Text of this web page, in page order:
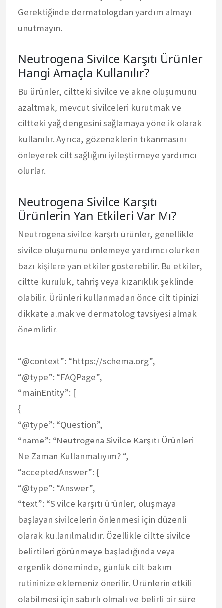
Gerektiğinde dermatologdan yardım almayı
unutmayın.
Neutrogena Sivilce Karşıtı Ürünler
Hangi Amaçla Kullanılır?
Bu ürünler, ciltteki sivilce ve akne oluşumunu
azaltmak, mevcut sivilceleri kurutmak ve
ciltteki yağ dengesini sağlamaya yönelik olarak
kullanılır. Ayrıca, gözeneklerin tıkanmasını
önleyerek cilt sağlığını iyileştirmeye yardımcı
olurlar.
Neutrogena Sivilce Karşıtı
Ürünlerin Yan Etkileri Var Mı?
Neutrogena sivilce karşıtı ürünler, genellikle
sivilce oluşumunu önlemeye yardımcı olurken
bazı kişilere yan etkiler gösterebilir. Bu etkiler,
ciltte kuruluk, tahriş veya kızarıklık şeklinde
olabilir. Ürünleri kullanmadan önce cilt tipinizi
dikkate almak ve dermatolog tavsiyesi almak
önemlidir.
“@context”: “https://schema.org”,
“@type”: “FAQPage”,
“mainEntity”: [
{
“@type”: “Question”,
“name”: “Neutrogena Sivilce Karşıtı Ürünleri
Ne Zaman Kullanmalıyım? “,
“acceptedAnswer”: {
“@type”: “Answer”,
“text”: “Sivilce karşıtı ürünler, oluşmaya
başlayan sivilcelerin önlenmesi için düzenli
olarak kullanılmalıdır. Özellikle ciltte sivilce
belirtileri görünmeye başladığında veya
ergenlik döneminde, günlük cilt bakım
rutininize eklemeniz önerilir. Ürünlerin etkili
olabilmesi için sabırlı olmalı ve belirli bir süre